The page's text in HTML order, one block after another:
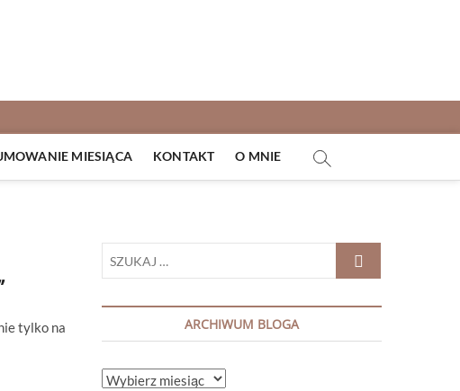
MIESIĄCA KONTAKT O MNIE
tylko na
SZUKAJ
ARCHIWUM BLOGA
ARCHIWUM